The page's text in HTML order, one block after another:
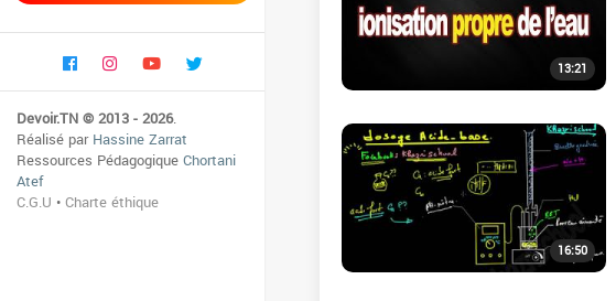
Devoir.TN © 2013 - 2026.
Réalisé parHassine Zarrat
Ressources PédagogiqueChortani
Atef
C.G.U •Charte éthique
13:21
16:50